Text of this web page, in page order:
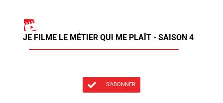
JE FILME LE MÉTIER QUI ME PLAÎT - SAISON 4
S'ABONNER